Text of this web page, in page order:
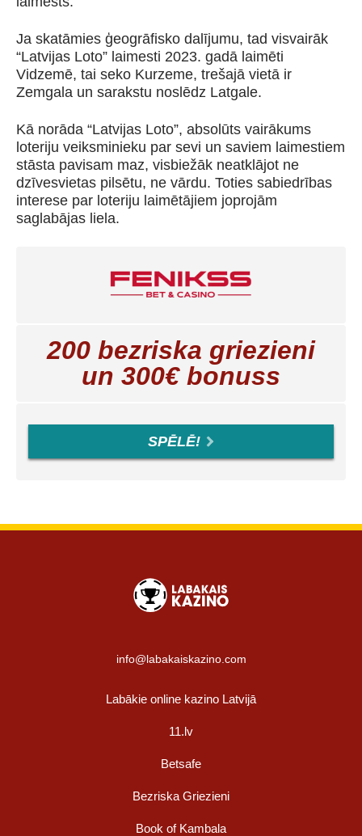
Ja skatāmies ģeogrāfisko dalījumu, tad visvairāk
“Latvijas Loto” laimesti 2023. gadā laimēti
Vidzemē, tai seko Kurzeme, trešajā vietā ir
Zemgala un sarakstu noslēdz Latgale.
Kā norāda “Latvijas Loto”, absolūts vairākums
loteriju veiksminieku par sevi un saviem laimestiem
stāsta pavisam maz, visbiežāk neatklājot ne
dzīvesvietas pilsētu, ne vārdu. Toties sabiedrības
interese par loteriju laimētājiem joprojām
saglabājas liela.
200 bezriska griezieni
un 300€ bonuss
SPĒLĒ!
info@labakaiskazino.com
Labākie online kazino Latvijā
11.lv
Betsafe
Bezriska Griezieni
Book of Kambala